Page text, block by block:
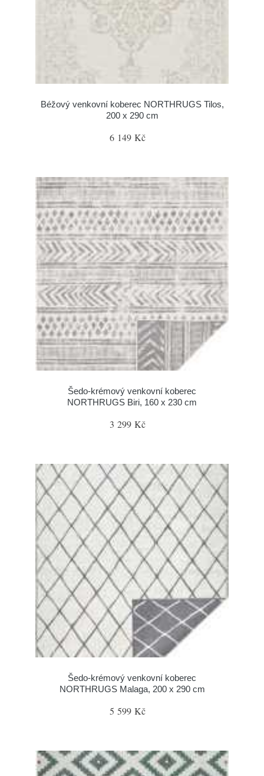
Béžový venkovní koberec NORTHRUGS Tilos,
200 x 290 cm
6 149 Kč
Šedo-krémový venkovní koberec
NORTHRUGS Biri, 160 x 230 cm
3 299 Kč
Šedo-krémový venkovní koberec
NORTHRUGS Malaga, 200 x 290 cm
5 599 Kč